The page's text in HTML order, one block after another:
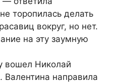
торопилась делать
вокруг, но нет.
на эту заумную
вошел Николай
направила